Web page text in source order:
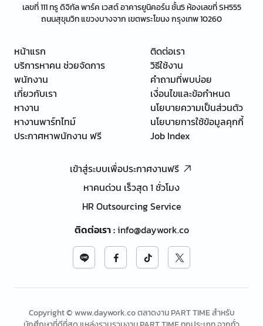
เลขที่ 111 ทรู ดิจิทัล พาร์ค เวสต์ อาคารยูนิคอร์น ชั้น5 ห้องเลขที่ SH555
ถนนสุขุมวิท แขวงบางจาก เขตพระโขนง กรุงเทพ 10260
หน้าแรก
บริการหาคน ช่วยจัดการ
พนักงาน
เกี่ยวกับเรา
หางาน
หางานพาร์ทไทม์
ประกาศหาพนักงาน ฟรี
ติดต่อเรา
วิธีใช้งาน
คำถามที่พบบ่อย
เงื่อนไขและข้อกำหนด
นโยบายความเป็นส่วนตัว
นโยบายการใช้ข้อมูลคุกกี้
Job Index
เข้าสู่ระบบเพื่อประกาศงานฟรี
หาคนด่วน เร็วสุด 1 ชั่วโมง
HR Outsourcing Service
ติดต่อเรา:info@daywork.co
Copyright © www.daywork.co ตลาดงาน PART TIME สำหรับ